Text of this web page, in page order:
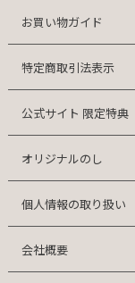
お買い物ガイド
特定商取引法表示
公式サイト 限定特典
オリジナルのし
個人情報の取り扱い
会社概要